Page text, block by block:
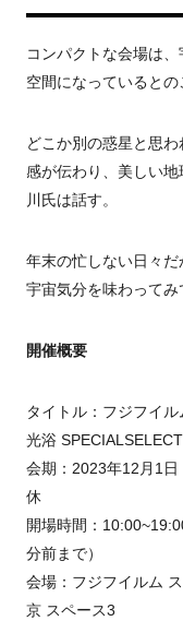
コンパクトな会場は
空間になっているとの
どこか別の惑星と思
感が伝わり、美しい
川氏は話す。
年末の忙しない日々
宇宙気分を味わってみ
開催概要
タイトル：フジフイ
光浴
会期：2023年12月1
休
開場時間：
分前まで）
会場：フジフイルム
京 スペース3